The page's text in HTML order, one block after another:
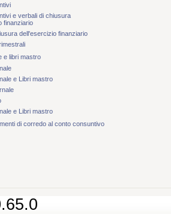
e verbali di chiusura
finanziario
dell'esercizio finanziario
e libri mastro
e Libri mastro
e Libri mastro
di corredo al conto consuntivo